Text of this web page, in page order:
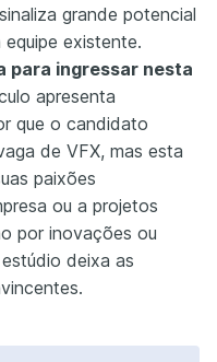
grande potencial
existente.
para ingressar nesta
apresenta
que o candidato
de VFX, mas esta
paixões
ou a projetos
por inovações ou
deixa as